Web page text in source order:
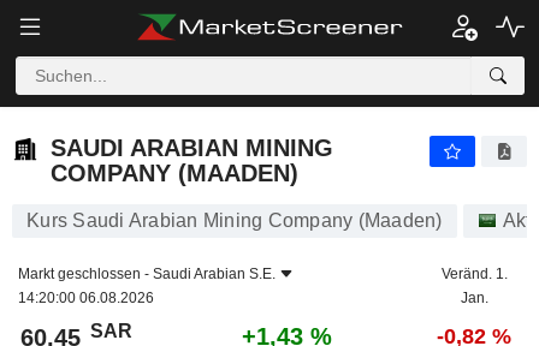
SAUDI ARABIAN MINING
COMPANY (MAADEN)
Kurs Saudi Arabian Mining Company (Maaden)
Markt geschlossen - Saudi Arabian S.E.
14:20:00 06.08.2026
Veränd. 1.
Jan.
60,45 SAR +1,43 % -0,82 %